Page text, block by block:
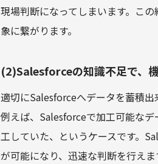
現場判断になってしまいます。こ
象に繋がります。
(2)Salesforceの知識不足で、
適切にSalesforceへデータを蓄積出
例えば、Salesforceで加工可能な
工していた、というケースです。
が可能になり、迅速な判断を行え